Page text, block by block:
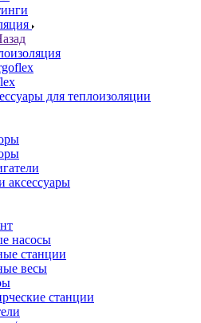
для теплоизоляции
аксессуары
насосы
станции
весы
станции